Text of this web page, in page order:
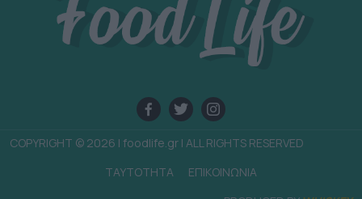
COPYRIGHT © 2026 | foodlife.gr | ALL RIGHTS RESERVED
TAYTOTHTA
ΕΠΙΚΟΙΝΩΝΙΑ